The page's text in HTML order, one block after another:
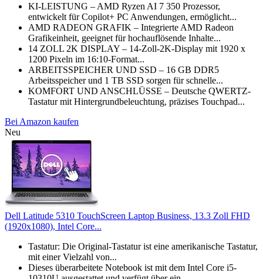
KI-LEISTUNG – AMD Ryzen AI 7 350 Prozessor,
entwickelt für Copilot+ PC Anwendungen, ermöglicht...
AMD RADEON GRAFIK – Integrierte AMD Radeon
Grafikeinheit, geeignet für hochauflösende Inhalte...
14 ZOLL 2K DISPLAY – 14-Zoll-2K-Display mit 1920 x
1200 Pixeln im 16:10-Format...
ARBEITSSPEICHER UND SSD – 16 GB DDR5
Arbeitsspeicher und 1 TB SSD sorgen für schnelle...
KOMFORT UND ANSCHLÜSSE – Deutsche QWERTZ-
Tastatur mit Hintergrundbeleuchtung, präzises Touchpad...
Bei Amazon kaufen
Neu
Dell Latitude 5310 TouchScreen Laptop Business, 13.3 Zoll FHD
(1920x1080), Intel Core...
Tastatur: Die Original-Tastatur ist eine amerikanische Tastatur,
mit einer Vielzahl von...
Dieses überarbeitete Notebook ist mit dem Intel Core i5-